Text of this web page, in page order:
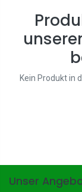
Kein Produkt in
Unser